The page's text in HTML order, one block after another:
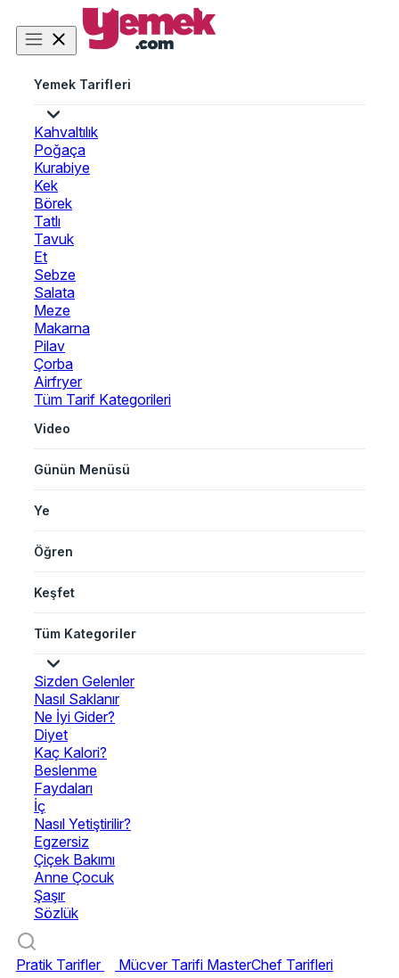
Yemek Tarifleri
Kahvaltılık
Poğaça
Kurabiye
Kek
Börek
Tatlı
Tavuk
Et
Sebze
Salata
Meze
Makarna
Pilav
Çorba
Airfryer
Tüm Tarif Kategorileri
Video
Günün Menüsü
Ye
Öğren
Keşfet
Tüm Kategoriler
Sizden Gelenler
Nasıl Saklanır
Ne İyi Gider?
Diyet
Kaç Kalori?
Beslenme
Faydaları
İç
Nasıl Yetiştirilir?
Egzersiz
Çiçek Bakımı
Anne Çocuk
Şaşır
Sözlük
Pratik Tarifler Mücver Tarifi MasterChef Tarifleri